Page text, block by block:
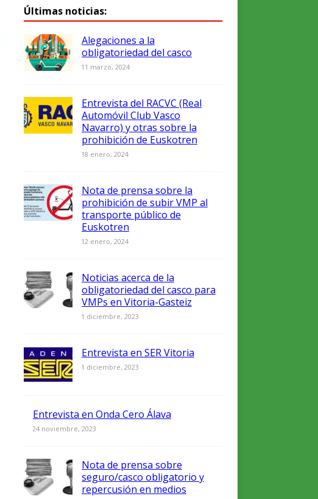
Últimas noticias:
Alegaciones a la
obligatoriedad del casco
11 marzo, 2024
0
Entrevista del RACVC (Real
Automóvil Club Vasco
Navarro) y otras sobre la
prohibición de Euskotren
18 enero, 2024
Nota de prensa sobre la
prohibición de subir VMP al
transporte público de
Euskotren
12 enero, 2024
Noticias acerca de la
obligatoriedad del casco para
VMPs en Vitoria-Gasteiz
1 diciembre, 2023
Entrevista en SER Vitoria
1 diciembre, 2023
0
Entrevista en Onda Cero Álava
24 noviembre, 2023
Nota de prensa sobre
seguro/casco obligatorio y
repercusión en medios